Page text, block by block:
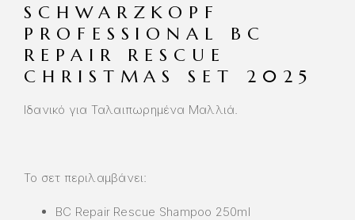
SCHWARZKOPF
PROFESSIONAL BC
REPAIR RESCUE
CHRISTMAS SET 2025
Ιδανικό για Ταλαιπωρημένα Μαλλιά.
Το σετ περιλαμβάνει:
BC Repair Rescue Shampoo 250ml